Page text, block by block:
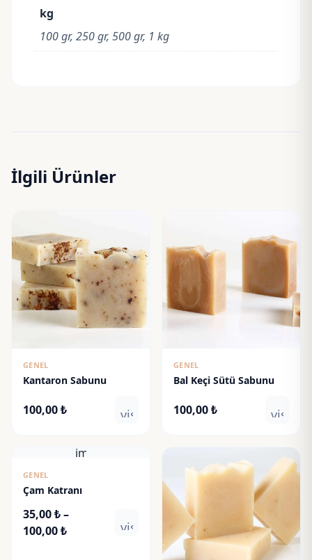
kg
100 gr, 250 gr, 500 gr, 1 kg
İlgili Ürünler
GENEL
Kantaron Sabunu
100,00₺ visibility
GENEL
Bal Keçi Sütü Sabunu
100,00₺
image
GENEL
Çam Katranı
35,00₺–
100,00₺Fiyat
visibility